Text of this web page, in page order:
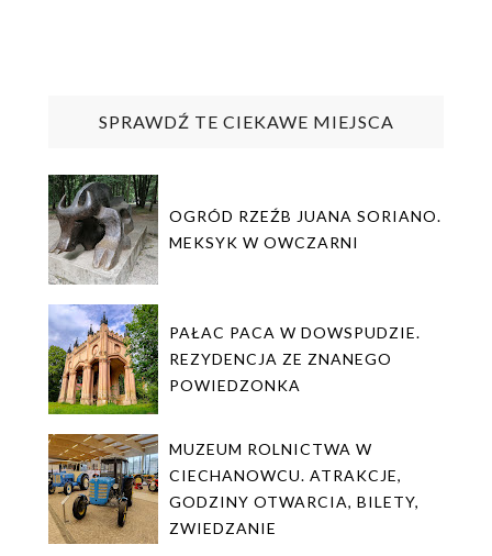
SPRAWDŹ TE CIEKAWE MIEJSCA
OGRÓD RZEŹB JUANA SORIANO.
MEKSYK W OWCZARNI
PAŁAC PACA W DOWSPUDZIE.
REZYDENCJA ZE ZNANEGO
POWIEDZONKA
MUZEUM ROLNICTWA W
CIECHANOWCU. ATRAKCJE,
GODZINY OTWARCIA, BILETY,
ZWIEDZANIE